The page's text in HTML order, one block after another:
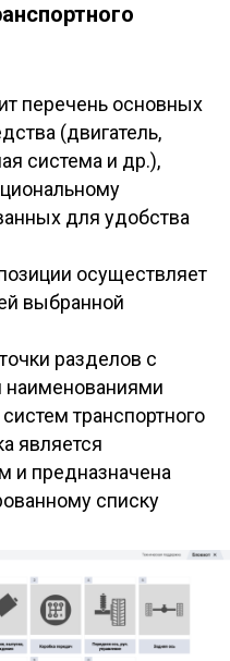
перечень основных
(двигатель,
система и др.),
для удобства
осуществляет
выбранной
разделов с
наименованиями
транспортного
является
и предназначена
списку